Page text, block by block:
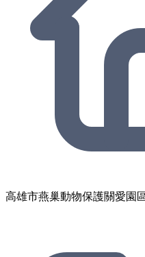
高雄市燕巢動物保護關愛園